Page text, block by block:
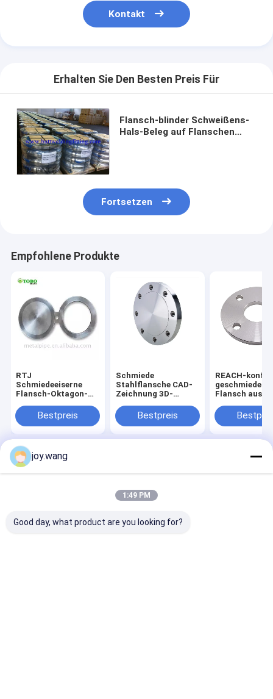
Kontakt
Erhalten Sie Den Besten Preis Für
Flansch-blinder Schweißens-
Hals-Beleg auf Flanschen
Fortsetzen
Empfohlene Produkte
RTJ
Schmiedeeiserne
Flansch-Oktagon-
Hochdruckleitungen
Bestpreis
Schmiede
Stahlflansche CAD-
Zeichnung 3D-
Drehmoment
Installation Guide
Bestpreis
REACH-
geschmiedete
Flansch aus
Stahl,
nachhaltige
Startseite
Sitemap
Privacy Policy
Stumpfnaht ArmaturenChina Fabrik.Copyright © 2026
TOBO STEEL GROUP CHINA. All Rights Reserved.
joy.wang
1:49 PM
Good day, what product are you looking for?